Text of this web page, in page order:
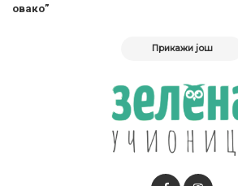
овако”
Прикажи још